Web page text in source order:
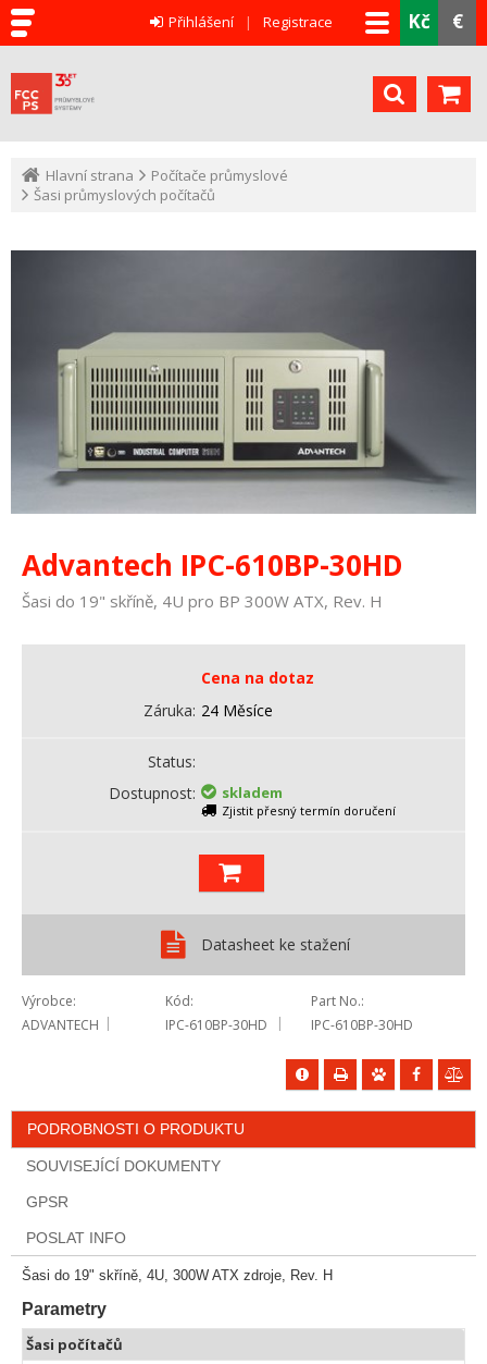
Kč €
Přihlášení Registrace
Hlavní strana
Počítače průmyslové
Šasi průmyslových počítačů
Advantech IPC-610BP-30HD
Šasi do 19" skříně, 4U pro BP 300W ATX, Rev. H
Cena na dotaz
Záruka 24 Měsíce
Status
Dostupnost
skladem
Zjistit přesný termín doručení
Datasheet ke stažení
Výrobce
ADVANTECH
Kód
IPC-610BP-30HD
Part No.
IPC-610BP-30HD
PODROBNOSTI O PRODUKTU
SOUVISEJÍCÍ DOKUMENTY
GPSR
POSLAT INFO
Šasi do 19" skříně, 4U, 300W ATX zdroje, Rev. H
Parametry
Šasi počítačů